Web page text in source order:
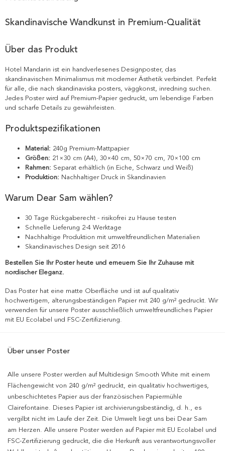
Skandinavische Wandkunst in Premium-Qualität
Über das Produkt
Hotel Mandarin ist ein handverlesenes Designposter, das
skandinavischen Minimalismus mit moderner Ästhetik verbindet. Perfekt
für alle, die nach skandinaviska posters, väggkonst, inredning suchen.
Jedes Poster wird auf Premium-Papier gedruckt, um lebendige Farben
und scharfe Details zu gewährleisten.
Produktspezifikationen
Material: 240g Premium-Mattpapier
Größen: 21×30 cm (A4), 30×40 cm, 50×70 cm, 70×100 cm
Rahmen: Separat erhältlich (in Eiche, Schwarz und Weiß)
Produktion: Nachhaltiger Druck in Skandinavien
Warum Dear Sam wählen?
30 Tage Rückgaberecht - risikofrei zu Hause testen
Schnelle Lieferung 2-4 Werktage
Nachhaltige Produktion mit umweltfreundlichen Materialien
Skandinavisches Design seit 2016
Bestellen Sie Ihr Poster heute und erneuern Sie Ihr Zuhause mit
nordischer Eleganz.
Das Poster hat eine matte Oberfläche und ist auf qualitativ
hochwertigem, alterungsbeständigen Papier mit 240 g/m² gedruckt. Wir
verwenden für unsere Poster ausschließlich umweltfreundliches Papier
mit EU Ecolabel und FSC-Zertifizierung.
Über unser Poster
Alle unsere Poster werden auf Multidesign Smooth White mit einem
Flächengewicht von 240 g/m² gedruckt, ein qualitativ hochwertiges,
unbeschichtetes Papier aus der französischen Papiermühle
Clairefontaine. Dieses Papier ist archivierungsbeständig, d. h., es
vergilbt nicht im Laufe der Zeit. Die Umwelt liegt uns bei Dear Sam
am Herzen. Alle unsere Poster werden auf Papier mit EU Ecolabel und
FSC-Zertifizierung gedruckt, die die Herkunft aus verantwortungsvoller